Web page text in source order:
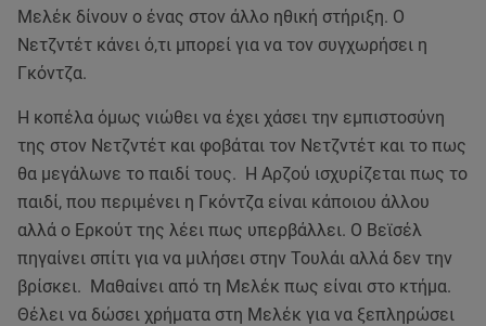
Μελέκ δίνουν ο ένας στον άλλο ηθική στήριξη. Ο
Νετζντέτ κάνει ό,τι μπορεί για να τον συγχωρήσει η
Γκόντζα.
Η κοπέλα όμως νιώθει να έχει χάσει την εμπιστοσύνη
της στον Νετζντέτ και φοβάται τον Νετζντέτ και το πως
θα μεγάλωνε το παιδί τους. Η Αρζού ισχυρίζεται πως το
παιδί, που περιμένει η Γκόντζα είναι κάποιου άλλου
αλλά ο Ερκούτ της λέει πως υπερβάλλει. Ο Βεϊσέλ
πηγαίνει σπίτι για να μιλήσει στην Τουλάι αλλά δεν την
βρίσκει. Μαθαίνει από τη Μελέκ πως είναι στο κτήμα.
Θέλει να δώσει χρήματα στη Μελέκ για να ξεπληρώσει